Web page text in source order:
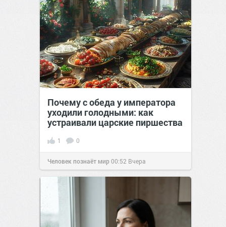
Почему с обеда у императора
уходили голодными: как
устраивали царские пиршества
1 0
Человек познаёт мир00:52 Вчера